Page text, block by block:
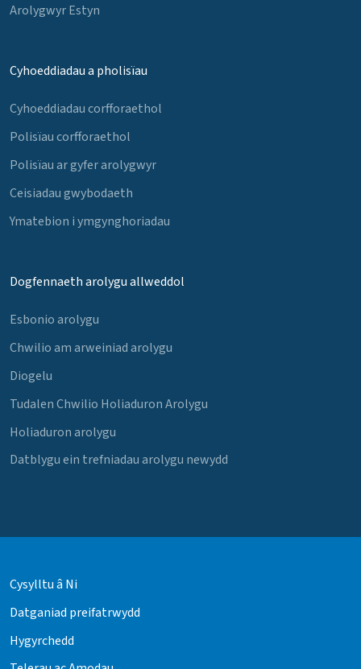
Arolygwyr Estyn
Cyhoeddiadau a pholisïau
Cyhoeddiadau corfforaethol
Polisïau corfforaethol
Polisïau ar gyfer arolygwyr
Ceisiadau gwybodaeth
Ymatebion i ymgynghoriadau
Dogfennaeth arolygu allweddol
Esbonio arolygu
Chwilio am arweiniad arolygu
Diogelu
Tudalen Chwilio Holiaduron Arolygu
Holiaduron arolygu
Datblygu ein trefniadau arolygu newydd
Cysylltu â Ni
Datganiad preifatrwydd
Hygyrchedd